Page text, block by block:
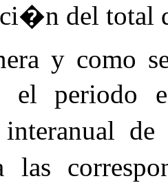
del total
y como
periodo
interanual
las